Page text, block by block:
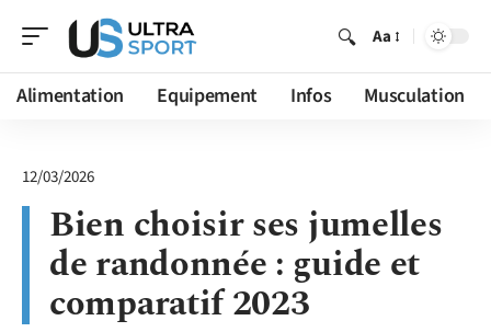
Aa
Alimentation Equipement Infos Musculation
12/03/2026
Bien choisir ses jumelles
de randonnée : guide et
comparatif 2023